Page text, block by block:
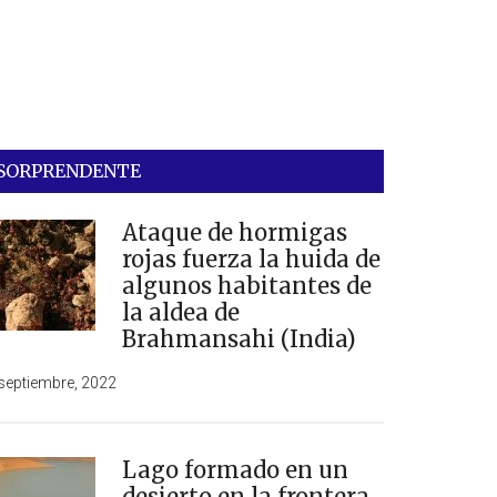
Ataque de hormigas
rojas fuerza la huida de
algunos habitantes de
la aldea de
Brahmansahi (India)
2022
Lago formado en un